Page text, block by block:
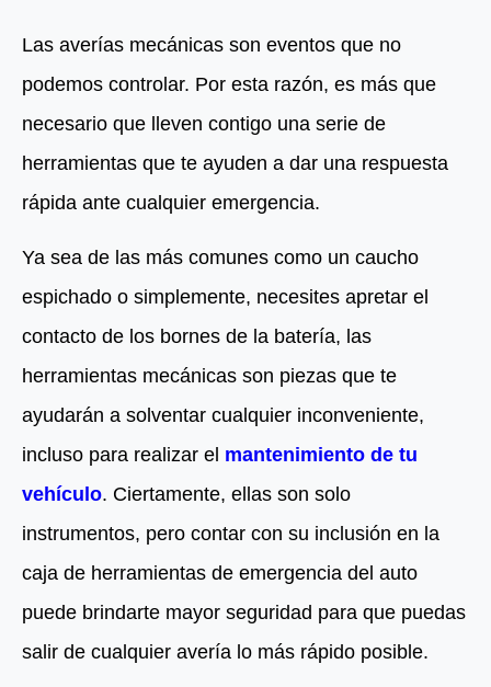
Las averías mecánicas son eventos que no
podemos controlar. Por esta razón, es más que
necesario que lleven contigo una serie de
herramientas que te ayuden a dar una respuesta
rápida ante cualquier emergencia.
Ya sea de las más comunes como un caucho
espichado o simplemente, necesites apretar el
contacto de los bornes de la batería, las
herramientas mecánicas son piezas que te
ayudarán a solventar cualquier inconveniente,
incluso para realizar el mantenimiento de tu
vehículo. Ciertamente, ellas son solo
instrumentos, pero contar con su inclusión en la
caja de herramientas de emergencia del auto
puede brindarte mayor seguridad para que puedas
salir de cualquier avería lo más rápido posible.